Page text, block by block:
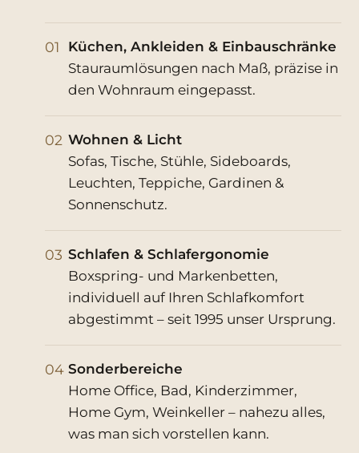
01
Küchen, Ankleiden & Einbauschränke
Stauraumlösungen nach Maß, präzise in
den Wohnraum eingepasst.
02 Wohnen & Licht
Sofas, Tische, Stühle, Sideboards,
Leuchten, Teppiche, Gardinen &
Sonnenschutz.
03 Schlafen & Schlafergonomie
Boxspring- und Markenbetten,
individuell auf Ihren Schlafkomfort
abgestimmt – seit 1995 unser Ursprung.
04 Sonderbereiche
Home Office, Bad, Kinderzimmer,
Home Gym, Weinkeller – nahezu alles,
was man sich vorstellen kann.